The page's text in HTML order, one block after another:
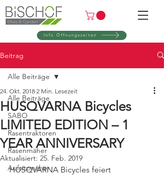
Info Öffnungszeiten
Beitrag
Alle Beiträge
SABO
Rasentraktoren
Rasenmäher
Aufsitzmäher
Alle Beiträge
HUSQVARNA Bicycles
LIMITED EDITION – 1
YEAR ANNIVERSARY
24. Okt. 2018 2 Min. Lesezeit
Aktualisiert: 25. Feb. 2019
HUSQVARNA Bicycles feiert